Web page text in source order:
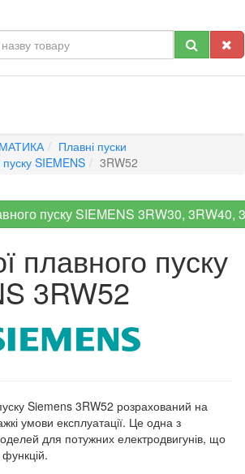
Плавні пуски
SIEMENS
3RW52
пуску SIEMENS 3RW30, 3RW40,
плавного пуску
3RW52
Siemens 3RW52 розрахований на
умови експлуатації. Це одна з
для потужних електродвигунів, що
функцій.